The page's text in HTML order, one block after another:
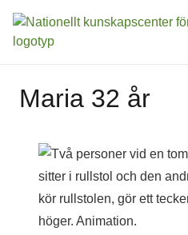
Maria 32 år